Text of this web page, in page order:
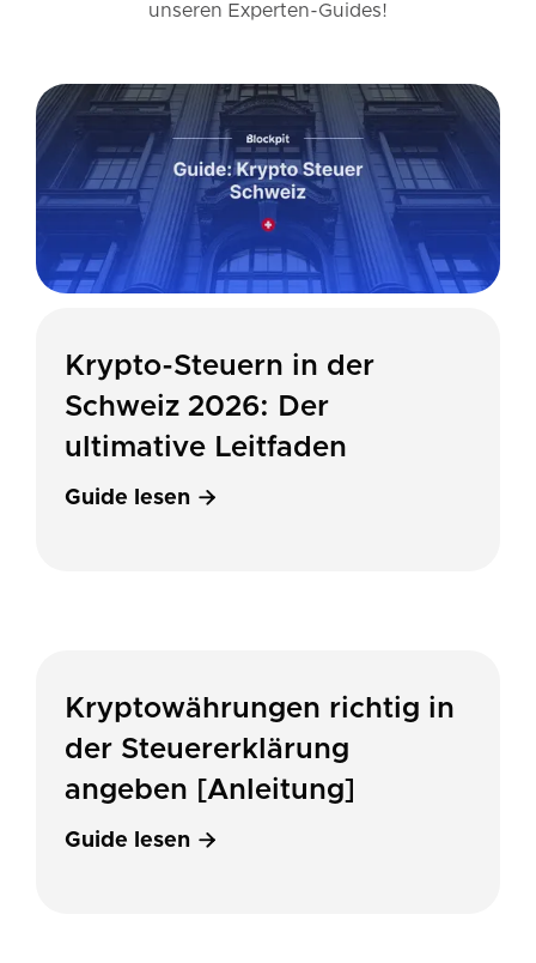
unseren Experten-Guides!
Krypto-Steuern in der
Schweiz 2026: Der
ultimative Leitfaden
Guide lesen 
Kryptowährungen richtig in
der Steuererklärung
angeben [Anleitung]
Guide lesen 